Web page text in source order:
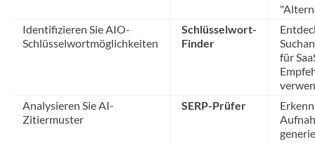
Identifizieren Sie AIO-
Schlüsselwortmöglichkeiten
Schlüsselwort-
Finder
für
Analysieren Sie AI-
Zitiermuster
SERP-Prüfer